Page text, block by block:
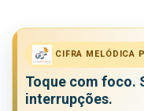
CIFRA MELÓDICA
Toque com foco.
interrupções.